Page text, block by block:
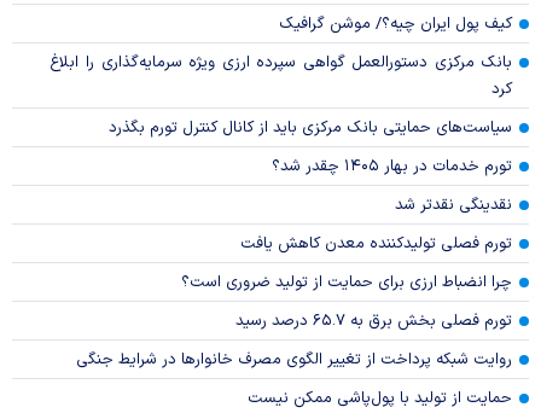
کیف پول ایران چیه؟/ موشن گرافیک
بانک مرکزی دستورالعمل گواهی سپرده ارزی ویژه سرمایه‌گذاری را ابلاغ
کرد
سیاست‌های حمایتی بانک مرکزی باید از کانال کنترل تورم بگذرد
تورم خدمات در بهار ۱۴۰۵ چقدر شد؟
نقدینگی نقدتر شد
تورم فصلی تولیدکننده معدن کاهش یافت
چرا انضباط ارزی برای حمایت از تولید ضروری است؟
تورم فصلی بخش برق به ۶۵.۷ درصد رسید
روایت شبکه پرداخت از تغییر الگوی مصرف خانوار‌ها در شرایط جنگی
حمایت از تولید با پول‌پاشی ممکن نیست